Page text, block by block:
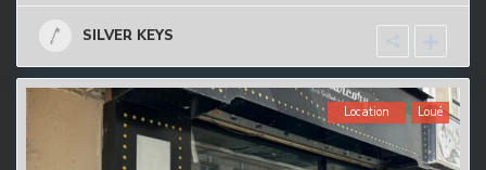
SILVER KEYS
Location Loué